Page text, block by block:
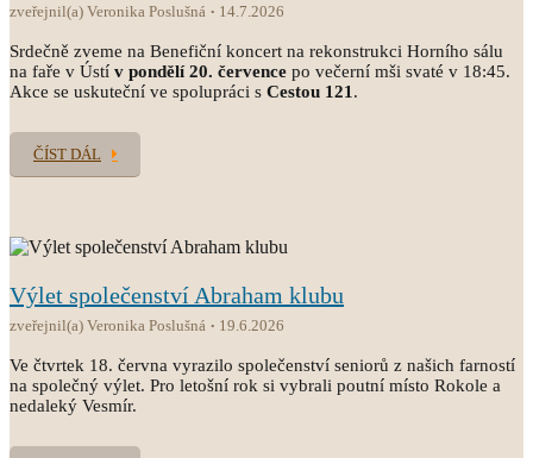
zveřejnil(a) Veronika Poslušná 14.7.2026
Srdečně zveme na Benefiční koncert na rekonstrukci Horního sálu
na faře v Ústí v pondělí 20. července po večerní mši svaté v 18:45.
Akce se uskuteční ve spolupráci s Cestou 121 .
ČÍST DÁL
Výlet společenství Abraham klubu
zveřejnil(a) Veronika Poslušná 19.6.2026
Ve čtvrtek 18. června vyrazilo společenství seniorů z našich farností
na společný výlet. Pro letošní rok si vybrali poutní místo Rokole a
nedaleký Vesmír.